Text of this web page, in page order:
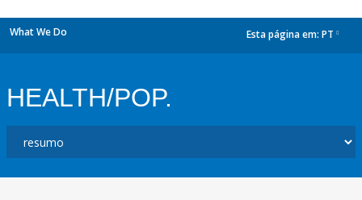
What We Do Esta página em: PT
HEALTH/POP.